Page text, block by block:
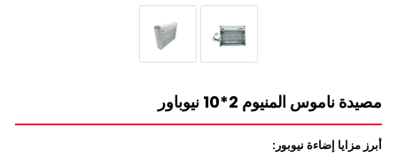
مصيدة ناموس المنيوم 2*10 نيوباور
أبرز مزايا إضاءة نيوبور: